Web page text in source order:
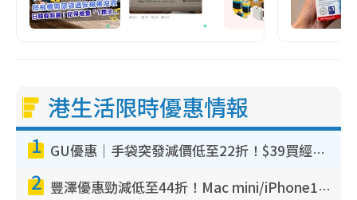
港生活限時優惠情報
1 GU優惠｜手袋突發減價低至22折！$39買經典波士頓包/餃子袋！飾物同步減價$29起！
2 豐澤優惠勁減低至44折！Mac mini/iPhone17Pro大減價！廚房家電$220起